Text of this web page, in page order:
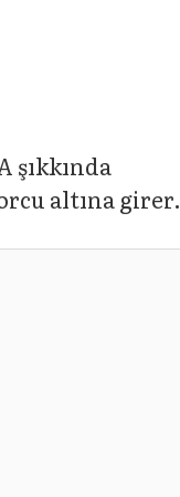
şıkkında
altına girer.